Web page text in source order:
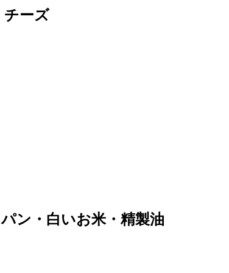
チーズ
パン・白いお米・精製油